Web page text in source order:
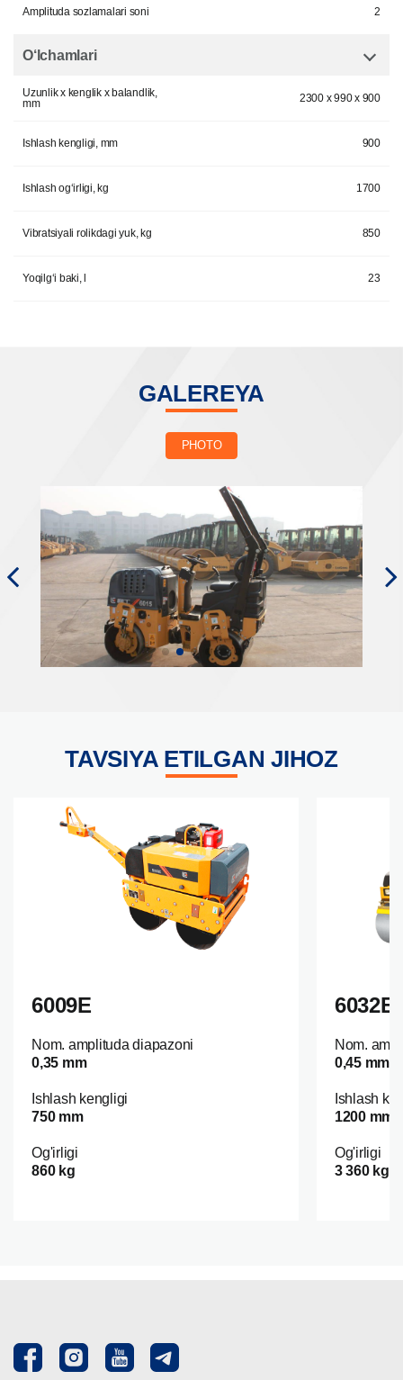
Amplituda sozlamalari soni 2
O‘lchamlari
Uzunlik x kenglik x balandlik,
mm
2300 x 990 x 900
Ishlash kengligi, mm 900
Ishlash og‘irligi, kg 1700
Vibratsiyali rolikdagi yuk, kg 850
Yoqilg‘i baki, l 23
GALEREYA
PHOTO
TAVSIYA ETILGAN JIHOZ
6009E
Nom. amplituda diapazoni
0,35 mm
Ishlash kengligi
750 mm
Og'irligi
860 kg
6032E
Nom.
0,45 mm
Ishlash
1200 mm
Og'irligi
3 360 kg